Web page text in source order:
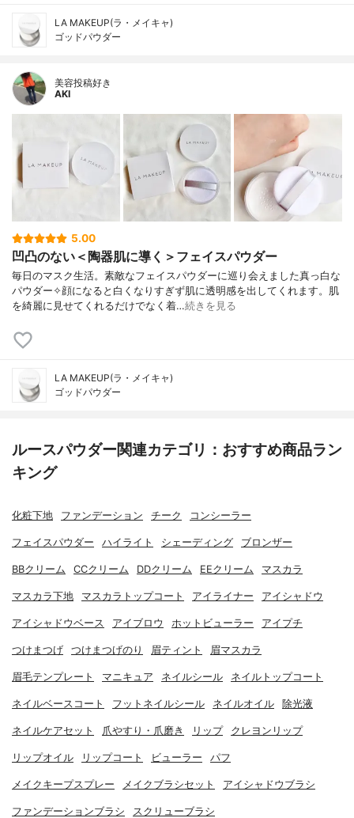
LA MAKEUP(ラ・メイキャ)
ゴッドパウダー
美容投稿好き
AKI
5.00
凹凸のない＜陶器肌に導く＞フェイスパウダー
毎日のマスク生活。素敵なフェイスパウダーに巡り会えました真っ白な
パウダー✧顔になると白くなりすぎず肌に透明感を出してくれます。肌
を綺麗に見せてくれるだけでなく着…続きを見る
LA MAKEUP(ラ・メイキャ)
ゴッドパウダー
ルースパウダー関連カテゴリ：おすすめ商品ラン
キング
化粧下地 ファンデーション チーク コンシーラー
フェイスパウダー ハイライト シェーディング ブロンザー
BBクリーム CCクリーム DDクリーム EEクリーム マスカラ
マスカラ下地 マスカラトップコート アイライナー アイシャドウ
アイシャドウベース アイブロウ ホットビューラー アイプチ
つけまつげ つけまつげのり 眉ティント 眉マスカラ
眉毛テンプレート マニキュア ネイルシール ネイルトップコート
ネイルベースコート フットネイルシール ネイルオイル 除光液
ネイルケアセット 爪やすり・爪磨き リップ クレヨンリップ
リップオイル リップコート ビューラー パフ
メイクキープスプレー メイクブラシセット アイシャドウブラシ
ファンデーションブラシ スクリューブラシ